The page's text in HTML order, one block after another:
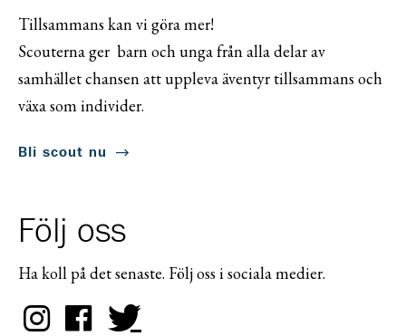
Tillsammans kan vi göra mer!
Scouterna ger barn och unga från alla delar av
samhället chansen att uppleva äventyr tillsammans och
växa som individer.
Bli scout nu
Följ oss
Ha koll på det senaste. Följ oss i sociala medier.